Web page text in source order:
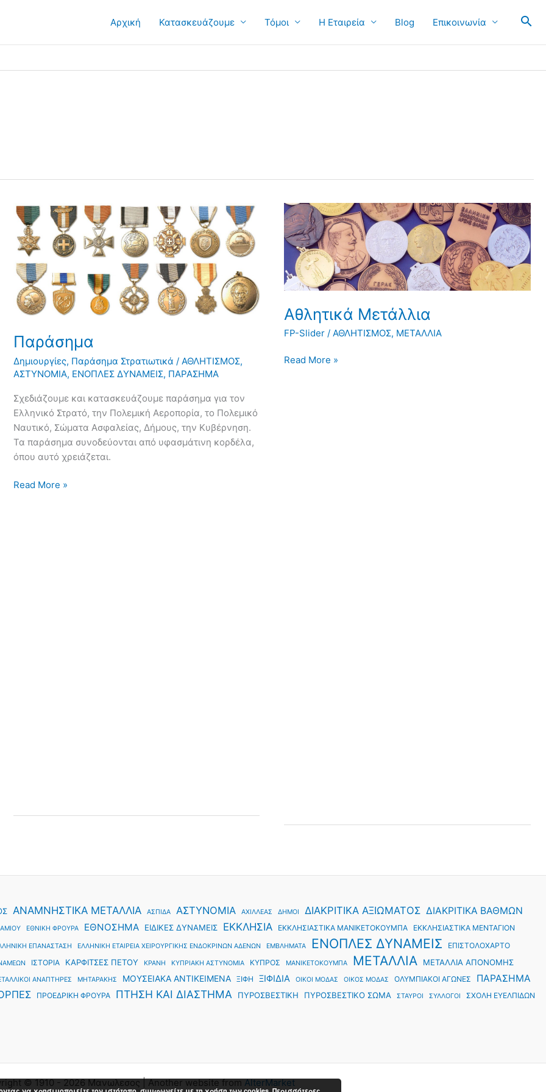
Αρχική Κατασκευάζουμε Τόμοι Η Εταιρεία Blog Επικοινωνία
Παράσημα
Δημιουργίες, Παράσημα Στρατιωτικά / ΑΘΛΗΤΙΣΜΟΣ,
ΑΣΤΥΝΟΜΙΑ, ΕΝΟΠΛΕΣ ΔΥΝΑΜΕΙΣ, ΠΑΡΑΣΗΜΑ
Σχεδιάζουμε και κατασκευάζουμε παράσημα για τον
Ελληνικό Στρατό, την Πολεμική Αεροπορία, το Πολεμικό
Ναυτικό, Σώματα Ασφαλείας, Δήμους, την Κυβέρνηση.
Τα παράσημα συνοδεύονται από υφασμάτινη κορδέλα,
όπου αυτό χρειάζεται.
Παράσημα
Read More »
Αθλητικά Μετάλλια
FP-Slider /ΑΘΛΗΤΙΣΜΟΣ, ΜΕΤΑΛΛΙΑ
Αθλητικά
Μετάλλια
Read More »
ΑΝΑΜΝΗΣΤΙΚΑ ΜΕΤΑΛΛΙΑ ΑΣΠΙΔΑ ΑΣΤΥΝΟΜΙΑ ΑΧΙΛΛΕΑΣ ΔΗΜΟΙ ΔΙΑΚΡΙΤΙΚΑ ΑΞΙΩΜΑΤΟΣ ΔΙΑΚΡΙΤΙΚΑ ΒΑΘΜΩΝ
ΕΘΝΙΚΗ ΦΡΟΥΡΑ ΕΘΝΟΣΗΜΑ ΕΙΔΙΚΕΣ ΔΥΝΑΜΕΙΣ ΕΚΚΛΗΣΙΑ ΕΚΚΛΗΣΙΑΣΤΙΚΑ ΜΑΝΙΚΕΤΟΚΟΥΜΠΑ ΕΚΚΛΗΣΙΑΣΤΙΚΑ ΜΕΝΤΑΓΙΟΝ
ΕΠΑΝΑΣΤΑΣΗ ΕΛΛΗΝΙΚΗ ΕΤΑΙΡΕΙΑ ΧΕΙΡΟΥΡΓΙΚΗΣ ΕΝΔΟΚΡΙΝΩΝ ΑΔΕΝΩΝ ΕΜΒΛΗΜΑΤΑ ΕΝΟΠΛΕΣ ΔΥΝΑΜΕΙΣ
ΕΠΙΣΤΟΛΟΧΑΡΤΟ
ΙΣΤΟΡΙΑ ΚΑΡΦΙΤΣΕΣ ΠΕΤΟΥ ΚΡΑΝΗ ΚΥΠΡΙΑΚΗ ΑΣΤΥΝΟΜΙΑ ΚΥΠΡΟΣ ΜΑΝΙΚΕΤΟΚΟΥΜΠΑ ΜΕΤΑΛΛΙΑ ΜΕΤΑΛΛΙΑ ΑΠΟΝΟΜΗΣ
ΑΝΑΠΤΗΡΕΣ ΜΗΤΑΡΑΚΗΣ ΜΟΥΣΕΙΑΚΑ ΑΝΤΙΚΕΙΜΕΝΑ ΞΙΦΗ ΞΙΦΙΔΙΑ ΟΙΚΟΙ ΜΟΔΑΣ ΟΙΚΟΣ ΜΟΔΑΣ ΟΛΥΜΠΙΑΚΟΙ ΑΓΩΝΕΣ ΠΑΡΑΣΗΜΑ
ΠΡΟΕΔΡΙΚΗ ΦΡΟΥΡΑ ΠΤΗΣΗ ΚΑΙ ΔΙΑΣΤΗΜΑ ΠΥΡΟΣΒΕΣΤΙΚΗ ΠΥΡΟΣΒΕΣΤΙΚΟ ΣΩΜΑ ΣΤΑΥΡΟΙ ΣΥΛΛΟΓΟΙ ΣΧΟΛΗ ΕΥΕΛΠΙΔΩΝ
© 1910 - 2026 Μανωλεσος | Another website from AlterMarket